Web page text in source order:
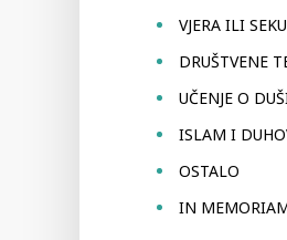
VJERA ILI
DRUŠTVENE
UČENJE O
ISLAM I
OSTALO
IN